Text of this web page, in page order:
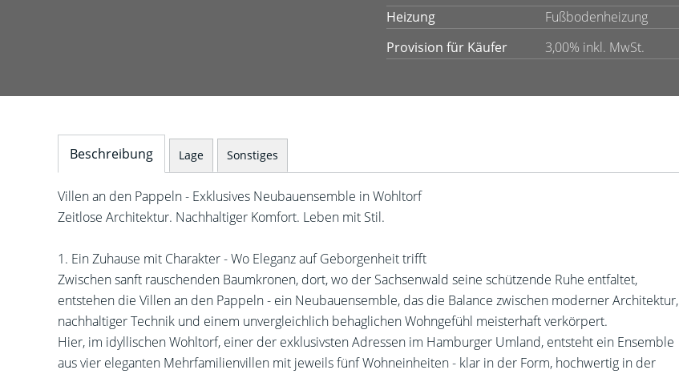
Heizung
Fußbodenheizung
Provision für Käufer
3,00% inkl. MwSt.
Beschreibung Lage Sonstiges
Villen an den Pappeln - Exklusives Neubauensemble in Wohltorf
Zeitlose Architektur. Nachhaltiger Komfort. Leben mit Stil.
1. Ein Zuhause mit Charakter - Wo Eleganz auf Geborgenheit trifft
Zwischen sanft rauschenden Baumkronen, dort, wo der Sachsenwald seine schützende Ruhe entfaltet,
entstehen die Villen an den Pappeln - ein Neubauensemble, das die Balance zwischen moderner Architektur,
nachhaltiger Technik und einem unvergleichlich behaglichen Wohngefühl meisterhaft verkörpert.
Hier, im idyllischen Wohltorf, einer der exklusivsten Adressen im Hamburger Umland, entsteht ein Ensemble
aus vier eleganten Mehrfamilienvillen mit jeweils fünf Wohneinheiten - klar in der Form, hochwertig in der